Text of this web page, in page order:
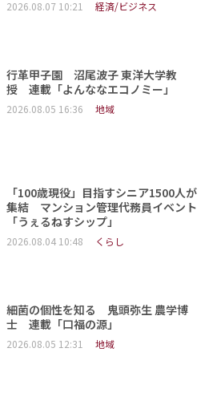
2026.08.07 10:21 経済/ビジネス
行革甲子園 沼尾波子 東洋大学教
授 連載「よんななエコノミー」
2026.08.05 16:36 地域
「100歳現役」目指すシニア1500人が
集結 マンション管理代務員イベント
「うぇるねすシップ」
2026.08.04 10:48 くらし
細菌の個性を知る 鬼頭弥生 農学博
士 連載「口福の源」
2026.08.05 12:31 地域